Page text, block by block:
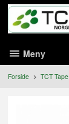
Gå
innholdet
Meny
Forside TCT Tape